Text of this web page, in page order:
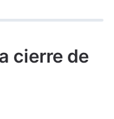
cierre de